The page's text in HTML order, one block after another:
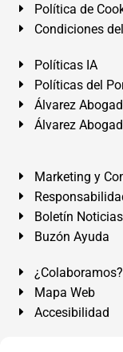
Política de
Condiciones
Políticas IA
Políticas del
Álvarez
Álvarez
Marketing y
Boletín
Buzón Ayuda
¿Colaboramos?
Mapa Web
Accesibilidad